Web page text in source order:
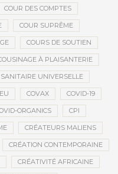
COUR DES COMPTES
COUR SUPRÊME
COURS DE SOUTIEN
À PLAISANTERIE
UNIVERSELLE
COVAX COVID-19
ORGANICS CPI
CRÉATEURS MALIENS
CRÉATION CONTEMPORAINE
CRÉATIVITÉ AFRICAINE